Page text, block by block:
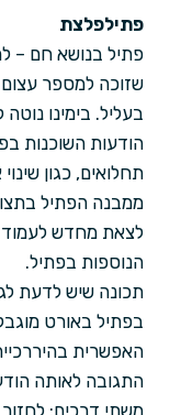
פתילפלצת
פתיל בנושא חם –
שזוכה למספר
בעליל. בימינו
הודעות השוכנות
תחלואים, כגון
ממבנה הפתיל
לצאת מחדש לעמוד
הנוספות בפתיל.
תכונה שיש לדעת
בפתיל באורט
האפשרית
התגובה לאותה
משתי דרכים: